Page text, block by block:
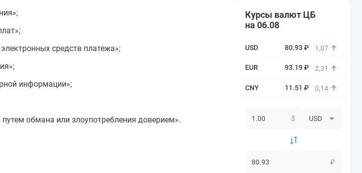
средств платежа»;
информации»;
обмана или злоупотребления доверием».
Курсы валют ЦБ
на 06.08
80.93 ₽ 1,07
93.19 ₽ 2,31
11.51 ₽ 0,14
$
₽